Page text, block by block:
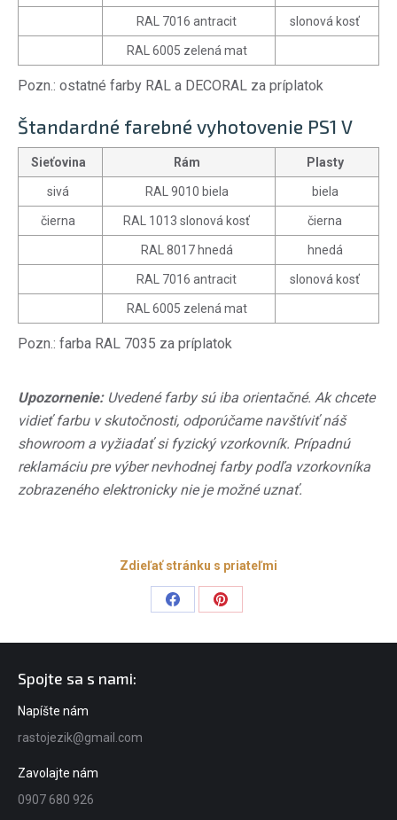
RAL 7016 antracit slonová kosť
RAL 6005 zelená mat
Pozn.: ostatné farby RAL a DECORAL za príplatok
Štandardné farebné vyhotovenie PS1 V
Sieťovina Rám Plasty
sivá RAL 9010 biela biela
čierna RAL 1013 slonová kosť čierna
RAL 8017 hnedá hnedá
RAL 7016 antracit slonová kosť
RAL 6005 zelená mat
Pozn.: farba RAL 7035 za príplatok
Upozornenie:Uvedené farby sú iba orientačné. Ak chcete
vidieť farbu v skutočnosti, odporúčame navštíviť náš
showroom a vyžiadať si fyzický vzorkovník. Prípadnú
reklamáciu pre výber nevhodnej farby podľa vzorkovníka
zobrazeného elektronicky nie je možné uznať.
Zdieľať stránku s priateľmi
Share
Share
Spojte sa s nami:
Napíšte nám
rastojezik@gmail.com
Zavolajte nám
0907 680 926